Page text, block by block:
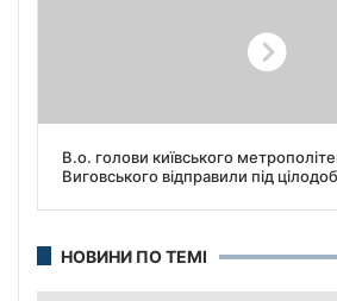
В.о. голови київського
Виговського відправили під
повідомляє прокуратура.
НОВИНИ ПО ТЕМІ